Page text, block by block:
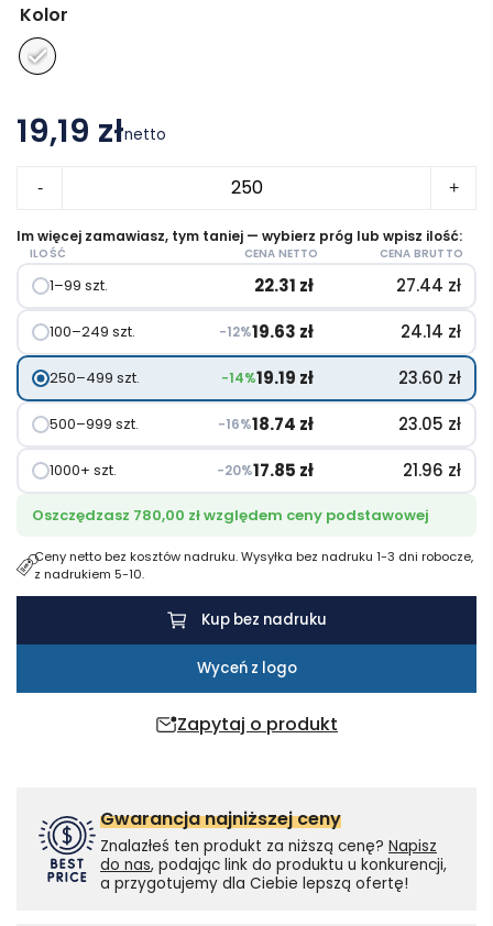
Kolor
19,19 złnetto
-
zakładek
Combi
twardej
okładce
+
Zapytaj o produkt
Im więcej zamawiasz, tym taniej — wybierz próg lub wpisz ilość:
ILOŚĆ CENA NETTO CENA BRUTTO
1–99 szt. 22.31 zł 27.44 zł
100–249 szt. −12%19.63 zł 24.14 zł
250–499 szt. −14%19.19 zł 23.60 zł
500–999 szt. −16%18.74 zł 23.05 zł
1000+ szt. −20%17.85 zł 21.96 zł
Oszczędzasz 780,00 zł względem ceny podstawowej
Ceny netto bez kosztów nadruku. Wysyłka bez nadruku 1-3 dni robocze,
z nadrukiem 5-10.
Kup bez nadruku
Wyceń z logo
Gwarancja najniższej ceny
Znalazłeś ten produkt za niższą cenę? Napisz
do nas, podając link do produktu u konkurencji,
a przygotujemy dla Ciebie lepszą ofertę!